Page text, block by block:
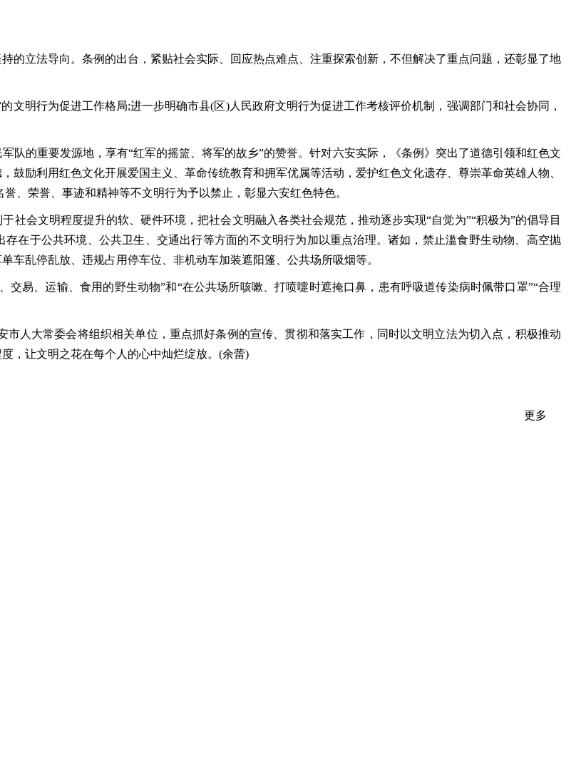
立法导向。条例的出台，紧贴社会实际、回应热点难点、注重探索创新，不但解决了重点问题，还彰显了地
明行为促进工作格局;进一步明确市县(区)人民政府文明行为促进工作考核评价机制，强调部门和社会协同，
的重要发源地，享有“红军的摇篮、将军的故乡”的赞誉。针对六安实际，《条例》突出了道德引领和红色文
鼓励利用红色文化开展爱国主义、革命传统教育和拥军优属等活动，爱护红色文化遗存、尊崇革命英雄人物、
、荣誉、事迹和精神等不文明行为予以禁止，彰显六安红色特色。
会文明程度提升的软、硬件环境，把社会文明融入各类社会规范，推动逐步实现“自觉为”“积极为”的倡导目
在于公共环境、公共卫生、交通出行等方面的不文明行为加以重点治理。诸如，禁止滥食野生动物、高空抛
车乱停乱放、违规占用停车位、非机动车加装遮阳篷、公共场所吸烟等。
易、运输、食用的野生动物”和“在公共场所咳嗽、打喷嚏时遮掩口鼻，患有呼吸道传染病时佩带口罩”“合理
大常委会将组织相关单位，重点抓好条例的宣传、贯彻和落实工作，同时以文明立法为切入点，积极推动
，让文明之花在每个人的心中灿烂绽放。(余蕾)
更多